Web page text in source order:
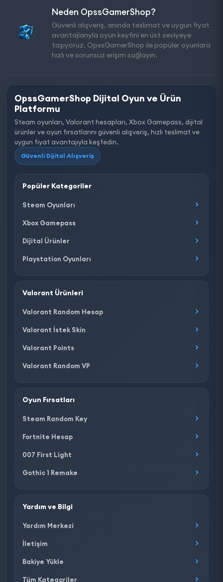
Neden OpssGamerShop?
Güvenli alışveriş, anında teslimat ve uygun fiyat
avantajlarıyla oyun keyfini en üst seviyeye
taşıyoruz. OpssGamerShop ile popüler oyunlara
hızlı ve sorunsuz erişim sağlayın.
OpssGamerShop Dijital Oyun ve Ürün
Platformu
Steam oyunları, Valorant hesapları, Xbox Gamepass, dijital
ürünler ve oyun fırsatlarını güvenli alışveriş, hızlı teslimat ve
uygun fiyat avantajıyla keşfedin.
Güvenli Dijital Alışveriş
Popüler Kategoriler
Steam Oyunları
Xbox Gamepass
Dijital Ürünler
Playstation Oyunları
Valorant Ürünleri
Valorant Random Hesap
Valorant İstek Skin
Valorant Points
Valorant Random VP
Oyun Fırsatları
Steam Random Key
Fortnite Hesap
007 First Light
Gothic 1 Remake
Yardım ve Bilgi
Yardım Merkezi
İletişim
Bakiye Yükle
Tüm Kategoriler